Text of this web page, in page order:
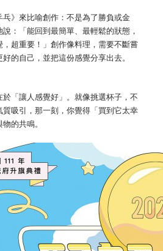
》來比喻創作：不是為了勝負或金
：「能回到最簡單、最輕鬆的狀態，
超重要！」創作像料理，需要不斷嘗
的自己，並把這份感覺分享出去。
「讓人感覺好」。就像挑選杯子，不
吸引，那一刻，你覺得「買到它太幸
的共鳴。